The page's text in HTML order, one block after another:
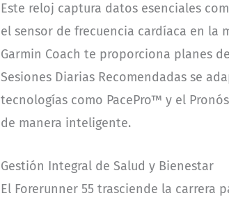
Este reloj captura datos esenciales
el sensor de frecuencia cardíaca en la
Garmin Coach te proporciona planes
Sesiones Diarias Recomendadas se
tecnologías como PacePro™ y el
de manera inteligente.
Gestión Integral de Salud y Bienestar
El Forerunner 55 trasciende la carrera